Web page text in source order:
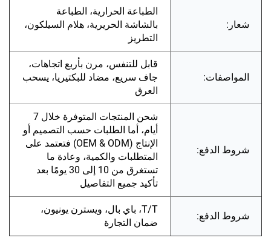
شعار:
الطباعة الحرارية، الطباعة
بالشاشة الحريرية، هلام السيلكون،
التطريز
المواصفات:
قابل للتنفس، مرن بأربع اتجاهات،
جاف سريع، مضاد للبكتيريا، يسحب
العرق
شروط الدفع:
شحن المنتجات المتوفرة خلال 7
أيام، أما الطلبات حسب التصميم أو
الإنتاج (OEM & ODM) فتعتمد على
المتطلبات والكمية، وعادة ما
تستغرق من 10 إلى 30 يومًا بعد
تأكيد جميع التفاصيل
شروط الدفع:
T/T، باي بال، ويسترن يونيون،
ضمان التجارة